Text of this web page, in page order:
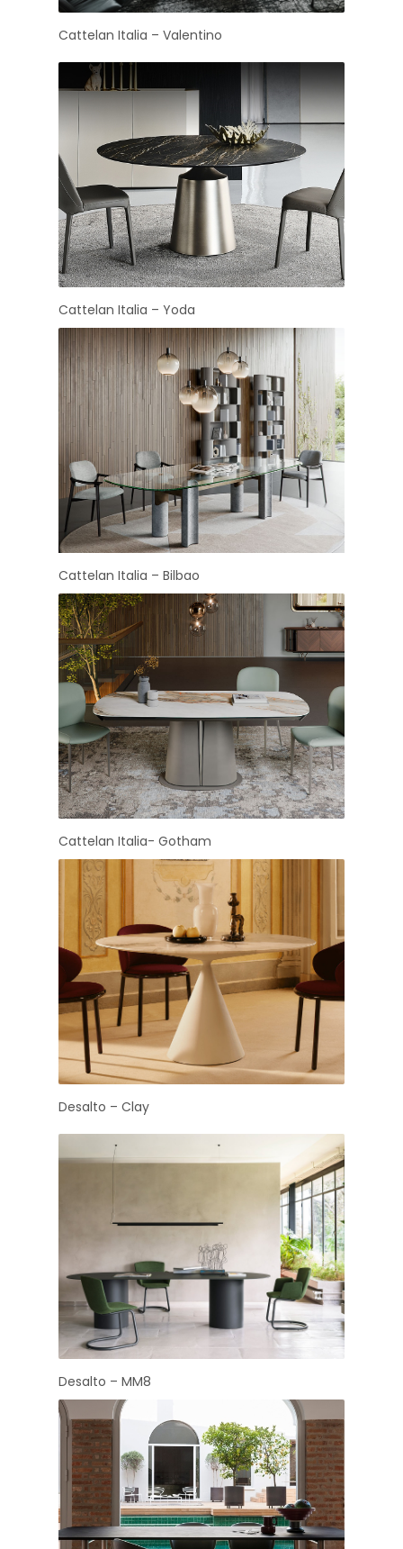
Cattelan Italia – Valentino
Cattelan Italia – Yoda
Cattelan Italia – Bilbao
Cattelan Italia- Gotham
Desalto – Clay
Desalto – MM8